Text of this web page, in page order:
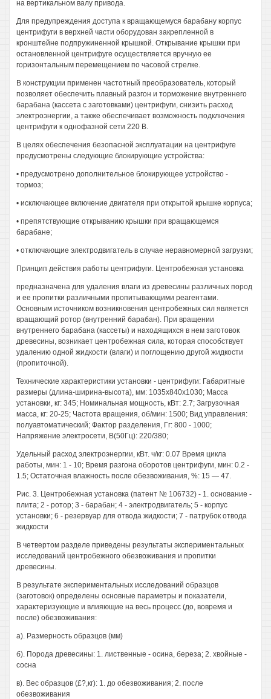
на вертикальном валу привода.
Для предупреждения доступа к вращающемуся барабану корпус
центрифуги в верхней части оборудован закрепленной в
кронштейне подпружиненной крышкой. Открывание крышки при
остановленной центрифуге осуществляется вручную ее
горизонтальным перемещением по часовой стрелке.
В конструкции применен частотный преобразователь, который
позволяет обеспечить плавный разгон и торможение внутреннего
барабана (кассета с заготовками) центрифуги, снизить расход
электроэнергии, а также обеспечивает возможность подключения
центрифуги к однофазной сети 220 В.
В целях обеспечения безопасной эксплуатации на центрифуге
предусмотрены следующие блокирующие устройства:
• предусмотрено дополнительное блокирующее устройство -
тормоз;
• исключающее включение двигателя при открытой крышке корпуса;
• препятствующие открыванию крышки при вращающемся
барабане;
• отключающие электродвигатель в случае неравномерной загрузки;
Принцип действия работы центрифуги. Центробежная установка
предназначена для удаления влаги из древесины различных пород
и ее пропитки различными пропитывающими реагентами.
Основным источником возникновения центробежных сил является
вращающий ротор (внутренний барабан). При вращении
внутреннего барабана (кассеты) и находящихся в нем заготовок
древесины, возникает центробежная сила, которая способствует
удалению одной жидкости (влаги) и поглощению другой жидкости
(пропиточной).
Технические характеристики установки - центрифуги: Габаритные
размеры (длина-ширина-высота), мм: 1035x840x1030; Масса
установки, кг: 345; Номинальная мощность, кВт: 2.7; Загрузочная
масса, кг: 20-25; Частота вращения, об/мин: 1500; Вид управления:
полуавтоматический; Фактор разделения, Гг: 800 - 1000;
Напряжение электросети, В(50Гц): 220/380;
Удельный расход электроэнергии, кВт. ч/кг: 0.07 Время цикла
работы, мин: 1 - 10; Время разгона оборотов центрифуги, мин: 0.2 -
1.5; Остаточная влажность после обезвоживания, %: 15 — 47.
Рис. 3. Центробежная установка (патент № 106732) - 1. основание -
плита; 2 - ротор; 3 - барабан; 4 - электродвигатель; 5 - корпус
установки; 6 - резервуар для отвода жидкости; 7 - патрубок отвода
жидкости
В четвертом разделе приведены результаты экспериментальных
исследований центробежного обезвоживания и пропитки
древесины.
В результате экспериментальных исследований образцов
(заготовок) определены основные параметры и показатели,
характеризующие и влияющие на весь процесс (до, вовремя и
после) обезвоживания:
а). Размерность образцов (мм)
б). Порода древесины: 1. лиственные - осина, береза; 2. хвойные -
сосна
в). Вес образцов (£?,кг): 1. до обезвоживания; 2. после
обезвоживания